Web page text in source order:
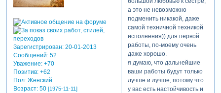
Зарегистрирован: 20-01-2013
Сообщений:52
Уважение: +70
Позитив: +62
Пол:Женский
Возраст:50 [1975-11-11]
а это не невозможно
подменить никакой, даже
самой техничной техникой
исполнения)) для первой
работы, по-моему очень
даже хорошо.
я думаю, что дальнейшие
ваши работы будут только
лучше и лучше, потому что
у вас есть настойчивость и